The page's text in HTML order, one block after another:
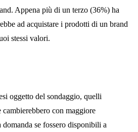
Appena più di un terzo (36%) ha
ad acquistare i prodotti di un brand
stessi valori.
oggetto del sondaggio, quelli
con maggiore
se fossero disponibili a